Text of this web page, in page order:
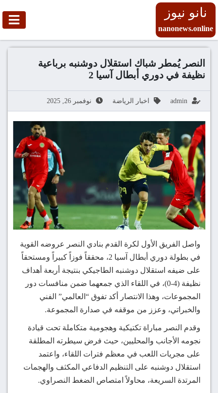
نانو نيوز
nanonews.online
النصر يُمطر شباك استقلال دوشنبه برباعية
نظيفة في دوري أبطال آسيا 2
admin اخبار الرياضة نوفمبر 26, 2025
واصل الفريق الأول لكرة القدم بنادي النصر عروضه القوية
في بطولة دوري أبطال آسيا 2، محققاً فوزاً كبيراً ومستحقاً
على ضيفه استقلال دوشنبه الطاجيكي بنتيجة أربعة أهداف
نظيفة (4-0)، في اللقاء الذي جمعهما ضمن منافسات دور
المجموعات، وهذا الانتصار أكد تفوق “العالمي” الفني
والخبراتي، وعزز من موقفه في صدارة المجموعة.
وقدم النصر مباراة تكتيكية وهجومية متكاملة تحت قيادة
نجومه الأجانب والمحليين، حيث فرض سيطرته المطلقة
على مجريات اللعب في معظم فترات اللقاء، واعتمد
استقلال دوشنبه على التنظيم الدفاعي المكثف والهجمات
المرتدة السريعة، محاولاً امتصاص الضغط النصراوي.